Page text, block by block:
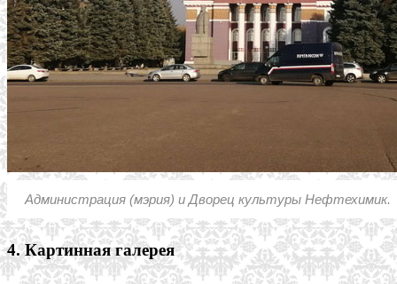
Администрация (мэрия) и Дворец культуры Нефтехимик.
4. Картинная галерея